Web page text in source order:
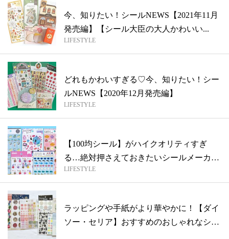
今、知りたい！シールNEWS【2021年11月
発売編】【シール大臣の大人かわいい...
LIFESTYLE
どれもかわいすぎる♡今、知りたい！シー
ルNEWS【2020年12月発売編】
LIFESTYLE
【100均シール】がハイクオリティすぎ
る…絶対押さえておきたいシールメーカー
3社...
LIFESTYLE
ラッピングや手紙がより華やかに！【ダイ
ソー・セリア】おすすめのおしゃれなシー